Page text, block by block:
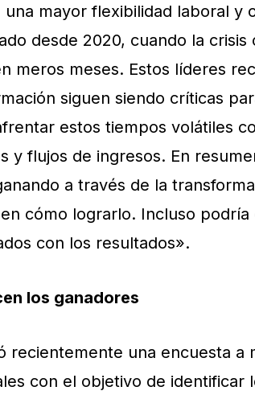
una mayor flexibilidad laboral y
desde 2020, cuando la crisis
meros meses. Estos líderes
siguen siendo críticas
estos tiempos volátiles
y flujos de ingresos. En
a través de la
cómo lograrlo. Incluso podría
con los resultados».
los ganadores
recientemente una encuesta a
con el objetivo de identificar